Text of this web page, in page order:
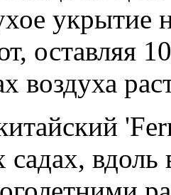
оставляя
воздуха